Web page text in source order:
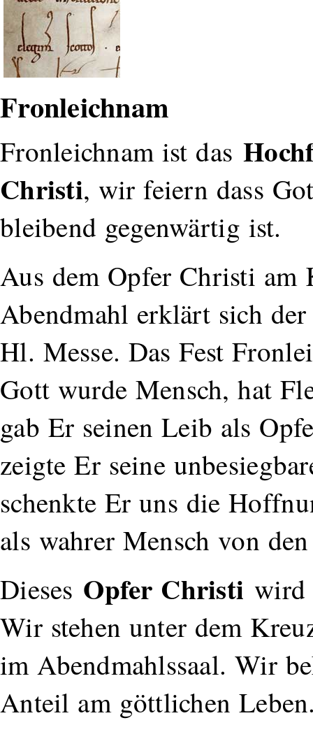
Fronleichnam
Fronleichnam ist das
Christi, wir feiern dass
bleibend gegenwärtig ist.
Aus dem Opfer Christi am
Abendmahl erklärt sich
Hl. Messe. Das Fest
Gott wurde Mensch, hat
gab Er seinen Leib als
zeigte Er seine
schenkte Er uns die
als wahrer Mensch von
Dieses Opfer Christiwird
Wir stehen unter dem
im Abendmahlssaal. Wir
Anteil am göttlichen